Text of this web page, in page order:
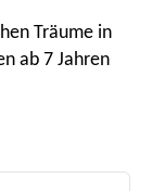
Träume in
ab 7 Jahren